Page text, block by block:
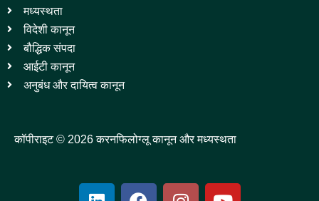
मध्यस्थता
विदेशी कानून
बौद्धिक संपदा
आईटी कानून
अनुबंध और दायित्व कानून
कॉपीराइट © 2026 करनफिलोग्लू कानून और मध्यस्थता
L
F
I
Y